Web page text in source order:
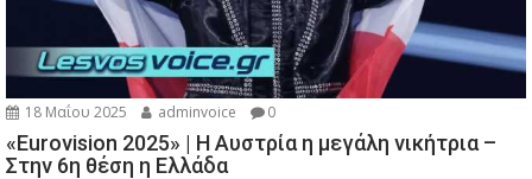
18 Μαΐου 2025 adminvoice 0
«Eurovision 2025» | Η Αυστρία η μεγάλη νικήτρια –
Στην 6η θέση η Ελλάδα